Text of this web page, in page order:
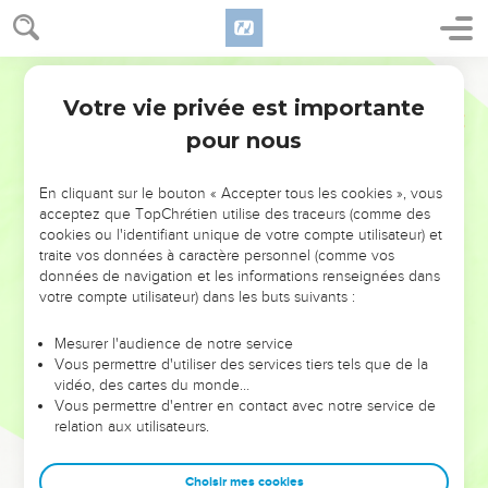
NE MANQUEZ PAS L’ÉVÉNEMENT
DE L’ANNÉE !
ET SI LEURS ERREURS POUVAIENT VOUS ÉVITER LES
VOTRES ?
leur foi ou leur vision. Mais on voit moins les doutes, les erreurs
et les saisons difficiles qu'ils ont traversés, alors même que ce
sont elles qui les ont façonnés.
Dans cette conférence, leaders, entrepreneurs, et responsables
clés pour avancer avec plus de sagesse afin que leurs erreurs
Votre vie privée est importante
pour nous
En cliquant sur le bouton « Accepter tous les cookies », vous
acceptez que TopChrétien utilise des traceurs (comme des
cookies ou l'identifiant unique de votre compte utilisateur) et
traite vos données à caractère personnel (comme vos
données de navigation et les informations renseignées dans
votre compte utilisateur) dans les buts suivants :
Mesurer l'audience de notre service
Vous permettre d'utiliser des services tiers tels que de la
vidéo, des cartes du monde…
Vous permettre d'entrer en contact avec notre service de
relation aux utilisateurs.
Choisir mes cookies